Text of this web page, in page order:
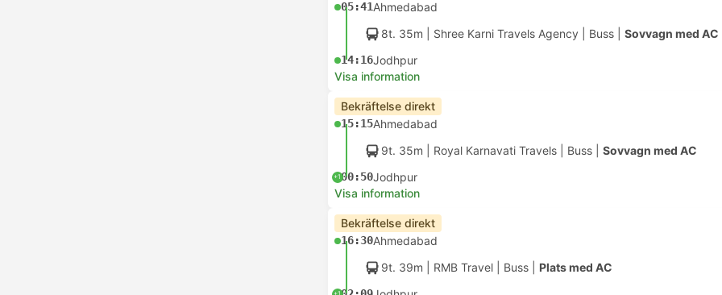
05:41Ahmedabad
8t. 35m | Shree Karni Travels Agency Buss Sovvagn med AC
14:16Jodhpur
Visa information
Bekräftelse direkt
15:15Ahmedabad
9t. 35m | Royal Karnavati Travels Buss Sovvagn med AC
+100:50Jodhpur
Visa information
Bekräftelse direkt
16:30Ahmedabad
9t. 39m | RMB Travel Buss Plats med AC
+1